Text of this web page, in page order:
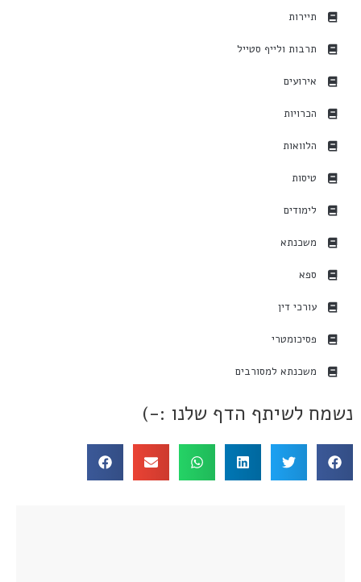
תיירות
תרבות ולייף סטייל
אירועים
הכרויות
הלוואות
טיסות
לימודים
משכנתא
ספא
עורכי דין
פסיכומטרי
משכנתא למסורבים
נשמח לשיתף הדף שלנו :-)